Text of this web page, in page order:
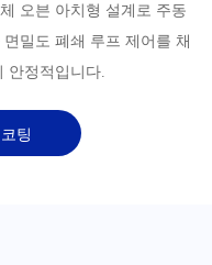
오븐 아치형 설계로 주동
밀도 폐쇄 루프 제어를 채
안정적입니다.
팅